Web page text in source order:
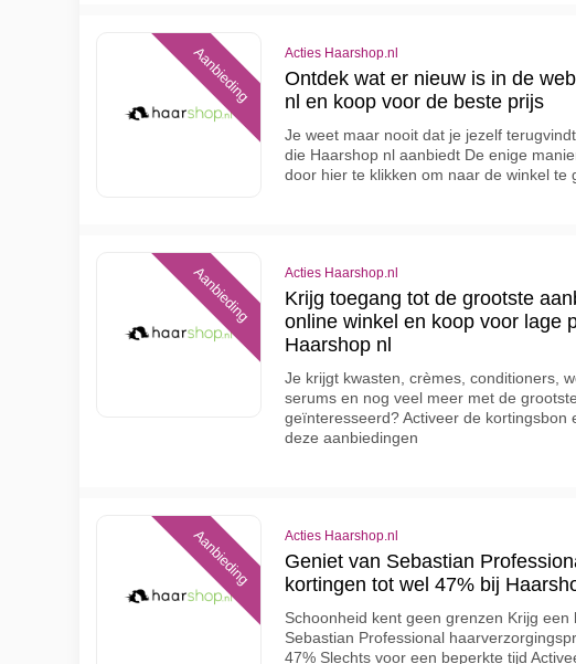
Aanbieding Acties Haarshop.nl
Ontdek wat er nieuw is in de
nl en koop voor de beste prijs
Je weet maar nooit dat je jezelf
die Haarshop nl aanbiedt De enige
door hier te klikken om naar de winkel te
Aanbieding Acties Haarshop.nl
Krijg toegang tot de grootste
online winkel en koop voor lage
Haarshop nl
Je krijgt kwasten, crèmes, conditioners,
serums en nog veel meer met de
geïnteresseerd? Activeer de kortingsbon
deze aanbiedingen
Aanbieding Acties Haarshop.nl
Geniet van Sebastian
kortingen tot wel 47% bij
Schoonheid kent geen grenzen Krijg een
Sebastian Professional
47% Slechts voor een beperkte tijd